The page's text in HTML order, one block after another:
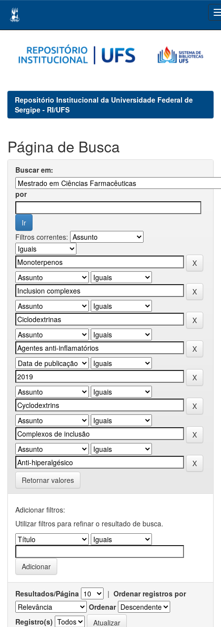
navigation
Repositório Institucional da Universidade Federal de
Sergipe - RI/UFS
Página de Busca
Buscar em:
por
Filtros correntes:
Retornar valores
Adicionar filtros:
Utilizar filtros para refinar o resultado de busca.
Resultados/Página | Ordenar registros por
Ordenar
Registro(s)